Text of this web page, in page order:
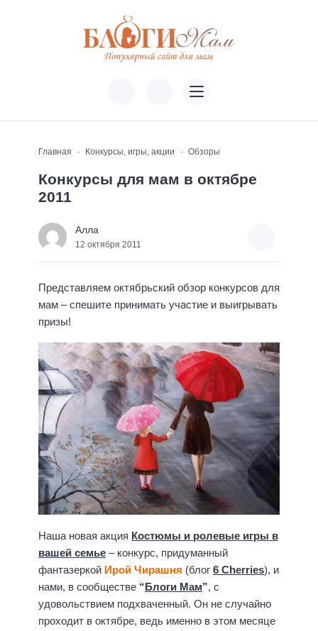
Главная Конкурсы, игры, акции Обзоры
Конкурсы для мам в октябре
2011
Алла
12 октября 2011
Представляем октябрьский обзор конкурсов для
мам – спешите принимать участие и выигрывать
призы!
Наша новая акция Костюмы и ролевые игры в
вашей семье – конкурс, придуманный
фантазеркой Ирой Чирашня (блог 6 Cherries), и
нами, в сообществе “Блоги Мам”, с
удовольствием подхваченный. Он не случайно
проходит в октябре, ведь именно в этом месяце